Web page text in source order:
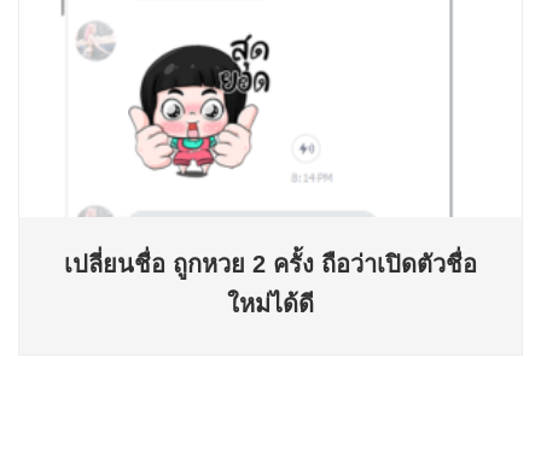
เปลี่ยนชื่อ ถูกหวย 2 ครั้ง ถือว่าเปิดตัวชื่อ
ใหม่ได้ดี